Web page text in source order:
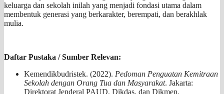
keluarga dan sekolah inilah yang menjadi fondasi utama dalam
membentuk generasi yang berkarakter, berempati, dan berakhlak
mulia.
Daftar Pustaka / Sumber Relevan:
Kemendikbudristek. (2022). Pedoman Penguatan Kemitraan
Sekolah dengan Orang Tua dan Masyarakat. Jakarta:
Direktorat Jenderal PAUD, Dikdas, dan Dikmen.